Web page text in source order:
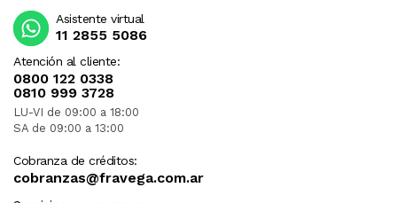
Atención al cliente:
0800 122 0338
0810 999 3728
LU-VI de 09:00 a 18:00
SA de 09:00 a 13:00
Cobranza de créditos:
cobranzas@fravega.com.ar
Asistente virtual
11 2855 5086